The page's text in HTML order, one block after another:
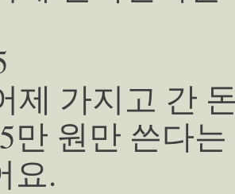
제 가지고 간
만 원만 쓴다
요.